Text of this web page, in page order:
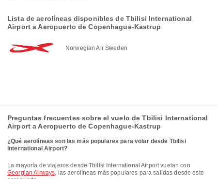
Lista de aerolíneas disponibles de Tbilisi International
Airport a Aeropuerto de Copenhague-Kastrup
Norwegian Air Sweden
Preguntas frecuentes sobre el vuelo de Tbilisi International
Airport a Aeropuerto de Copenhague-Kastrup
¿Qué aerolíneas son las más populares para volar desde Tbilisi
International Airport?
La mayoría de viajeros desde Tbilisi International Airport vuelan con
Georgian Airways, las aerolíneas más populares para salidas desde este